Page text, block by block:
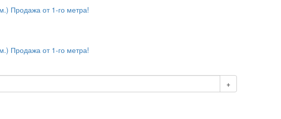
Продажа от 1-го метра!
Продажа от 1-го метра!
+